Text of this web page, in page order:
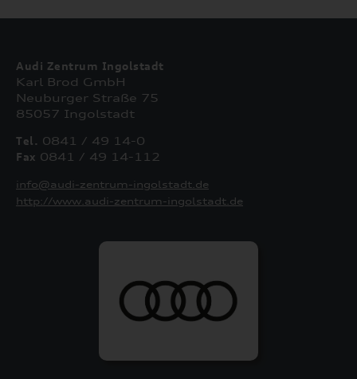
Audi Zentrum Ingolstadt
Karl Brod GmbH
Neuburger Straße 75
85057 Ingolstadt
Tel. 0841 / 49 14-0
Fax 0841 / 49 14-112
info@audi-zentrum-ingolstadt.de
http://www.audi-zentrum-ingolstadt.de